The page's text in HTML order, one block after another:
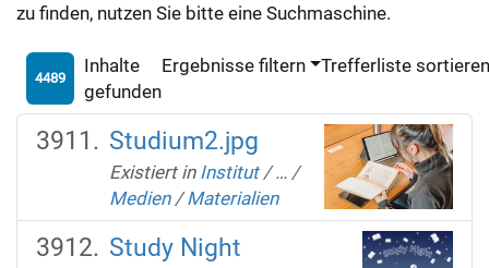
zu finden, nutzen Sie bitte eine Suchmaschine.
4489
Inhalte
gefunden
Ergebnisse filtern Trefferliste
Studium2.jpg
Existiert in Institut /… /
Medien /Materialien
Study Night